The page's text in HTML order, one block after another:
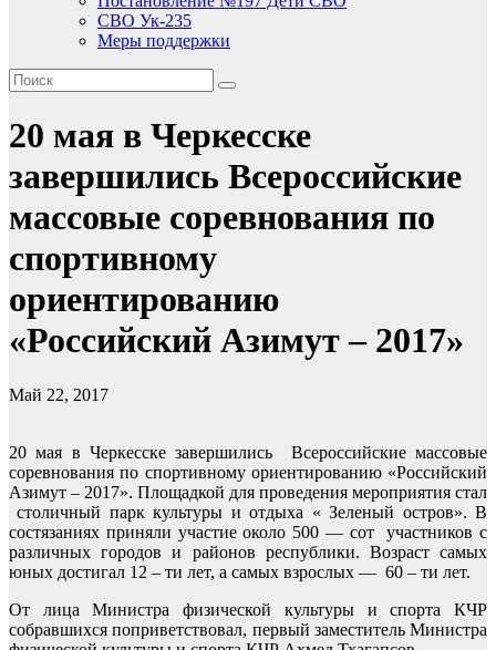
СВО Ук-235
Меры поддержки
20 мая в Черкесске
завершились Всероссийские
массовые соревнования по
спортивному
ориентированию
«Российский Азимут – 2017»
Май 22, 2017
20 мая в Черкесске завершились Всероссийские массовые
соревнования по спортивному ориентированию «Российский
Азимут – 2017». Площадкой для проведения мероприятия стал
столичный парк культуры и отдыха « Зеленый остров». В
состязаниях приняли участие около 500 — сот участников с
различных городов и районов республики. Возраст самых
юных достигал 12 – ти лет, а самых взрослых — 60 – ти лет.
От лица Министра физической культуры и спорта КЧР
собравшихся поприветствовал, первый заместитель Министра